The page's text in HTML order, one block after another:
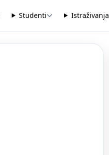
Studenti Istraživanja